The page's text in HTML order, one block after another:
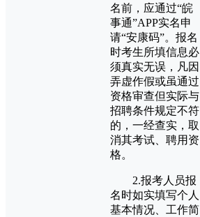
名前，应通过“皖
事通”APP实名申
请“安康码”。报名
时考生所填信息必
须真实无误，凡因
弄虚作假或虽通过
资格审查但实际与
招聘条件规定不符
的，一经查实，取
消其考试、聘用资
格。
2.报考人员报
名时如实填写个人
基本情况、工作简